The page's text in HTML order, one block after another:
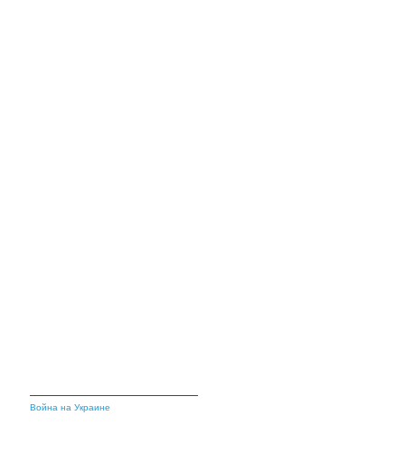
Война на Украине